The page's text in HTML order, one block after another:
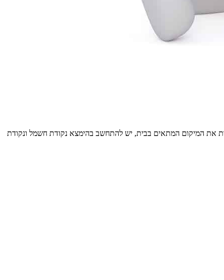
את המיקום המתאים בבית, יש להתחשב בהימצא נקודת חשמל ונקודת